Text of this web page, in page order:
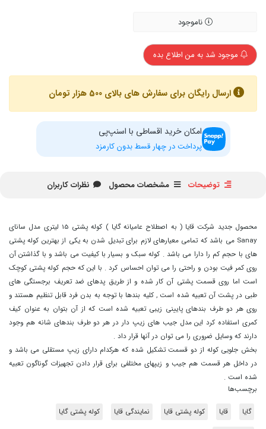
ناموجود
موجود شد به من اطلاع بده
ارسال رایگان برای سفارش های بالای 500 هزار تومان
امکان خرید اقساطی با اسنپ‌پی
پرداخت در چهار قسط بدون کارمزد
توضیحات مشخصات محصول نظرات کاربران
محصول جدید شرکت قایا ( به اصطلاح عامیانه گایا ) کوله پشتی 15 لیتری مدل سانای
Sanay می باشد که تمامی معیارهای لازم برای تبدیل شدن به یکی از بهترین کوله پشتی
های با حجم کم را دارا می باشد . کوله سبک و بسیار با کیفیت می باشد و با گذاشتن آن
روی کمر فیت بودن و راحتی را می توان احساس کرد . با این که حجم کوله پشتی کوچک
است اما روی قسمت پشتی آن کار شده و از طریق پدهای ضد تعریف برجستگی های
طبی در پشت آن تعبیه شده است , کلیه بندها با توجه به بدن فرد قابل تنظیم هستند و
روی هر دو طرف بندهای پایینی زیبی تعبیه شده است که از آن بتوان به عنوان کیف
کمری استفاده کرد این مدل جیب های زیپ دار در هر دو طرف بندهای شانه هم وجود
دارند که وسایل ضروری را می توان در آنها قرار داد .
بخش جلویی کوله از دو قسمت تشکیل شده که هرکدام دارای زیپ مستقلی می باشد و
در داخل هر قسمت هم جیب و زیپهای مختلفی برای قرار دادن تجهیزات گوناگون تعبیه
شده است .
برچسب‌ها
گایا قایا کوله پشتی قایا نمایندگی قایا کوله پشتی گایا